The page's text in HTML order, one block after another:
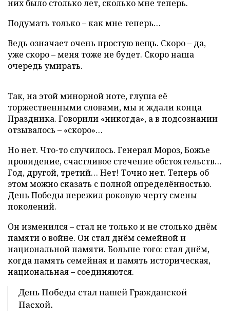
них было столько лет, сколько мне теперь.
Подумать только – как мне теперь…
Ведь означает очень простую вещь. Скоро – да,
уже скоро – меня тоже не будет. Скоро наша
очередь умирать.
Так, на этой минорной ноте, глуша её
торжественными словами, мы и ждали конца
Праздника. Говорили «никогда», а в подсознании
отзывалось – «скоро»…
Но нет. Что-то случилось. Генерал Мороз, Божье
провидение, счастливое стечение обстоятельств…
Год, другой, третий… Нет! Точно нет. Теперь об
этом можно сказать с полной определённостью.
День Победы пережил роковую черту смены
поколений.
Он изменился – стал не только и не столько днём
памяти о войне. Он стал днём семейной и
национальной памяти. Больше того: стал днём,
когда память семейная и память историческая,
национальная – соединяются.
День Победы стал нашей Гражданской
Пасхой.